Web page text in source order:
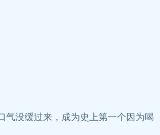
没缓过来，成为史上第一个因为喝